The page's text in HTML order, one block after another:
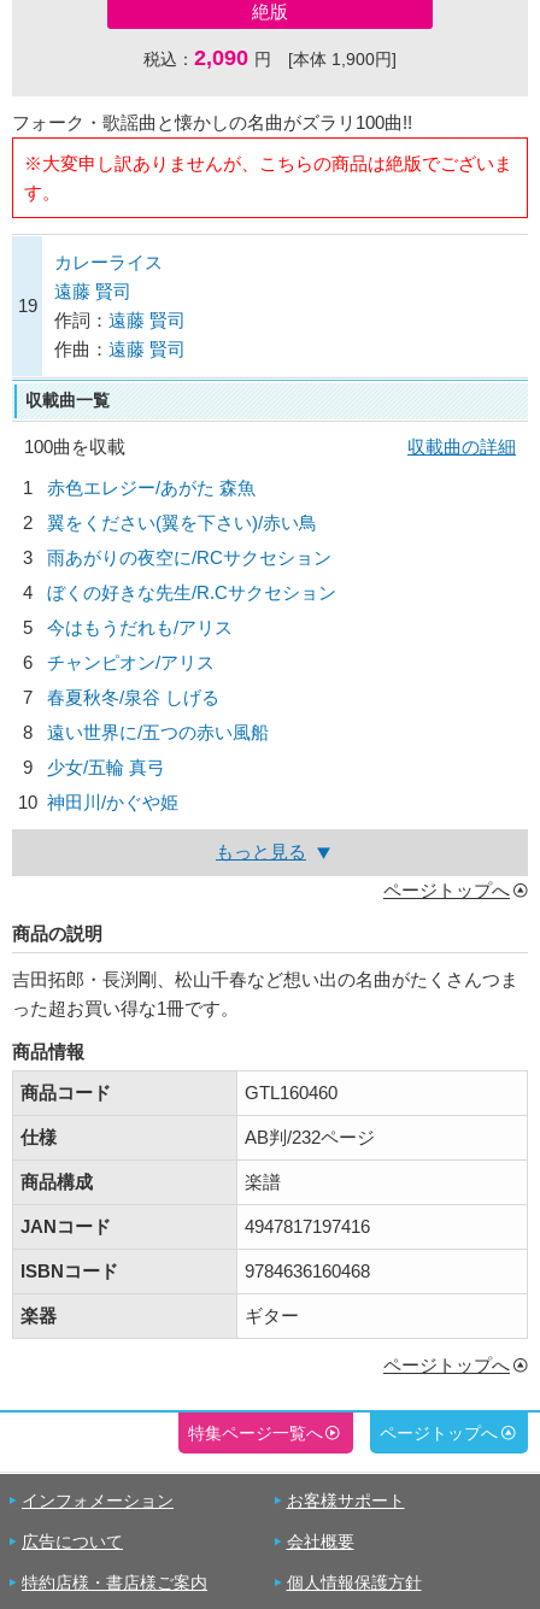
絶版
税込： 2,090 円 [本体 1,900円]
フォーク・歌謡曲と懐かしの名曲がズラリ100曲!!
※大変申し訳ありませんが、こちらの商品は絶版でございま
す。
19
カレーライス
遠藤 賢司
作詞： 遠藤 賢司
作曲： 遠藤 賢司
収載曲一覧
100曲を収載
収載曲の詳細
1
赤色エレジー/あがた 森魚
2
翼をください(翼を下さい)/赤い鳥
3
雨あがりの夜空に/RCサクセション
4
ぼくの好きな先生/R.Cサクセション
5
今はもうだれも/アリス
6
チャンピオン/アリス
7
春夏秋冬/泉谷 しげる
8
遠い世界に/五つの赤い風船
9
少女/五輪 真弓
10 神田川/かぐや姫
もっと見る
ページトップへ
商品の説明
吉田拓郎・長渕剛、松山千春など想い出の名曲がたくさんつま
った超お買い得な1冊です。
商品情報
商品コード
GTL160460
仕様 AB判/232ページ
商品構成 楽譜
JANコード 4947817197416
ISBNコード 9784636160468
楽器 ギター
ページトップへ
特集ページ一覧へ ページトップへ
インフォメーション お客様サポート
広告について 会社概要
特約店様・書店様ご案内 個人情報保護方針